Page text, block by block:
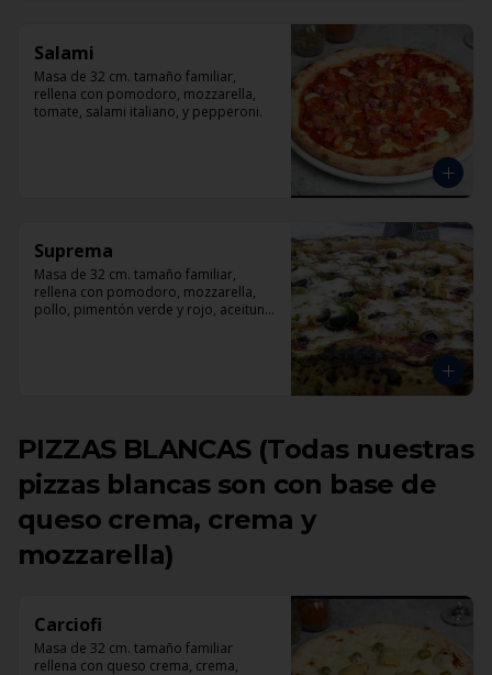
Salami
Masa de 32 cm. tamaño familiar,
rellena con pomodoro, mozzarella,
tomate, salami italiano, y pepperoni.
Suprema
Masa de 32 cm. tamaño familiar,
rellena con pomodoro, mozzarella,
pollo, pimentón verde y rojo, aceituna
PIZZAS BLANCAS (Todas nuestras
pizzas blancas son con base de
queso crema, crema y
mozzarella)
Carciofi
Masa de 32 cm. tamaño familiar
rellena con queso crema, crema,